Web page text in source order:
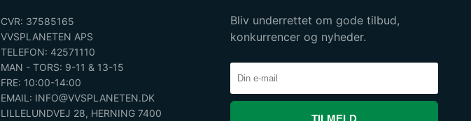
CVR: 37585165
VVSPLANETEN APS
TELEFON: 42571110
MAN - TORS: 9-11 & 13-15
FRE: 10:00-14:00
EMAIL: INFO@VVSPLANETEN.DK
LILLELUNDVEJ 28, HERNING 7400
Bliv underrettet om gode tilbud,
konkurrencer og nyheder.
TILMELD